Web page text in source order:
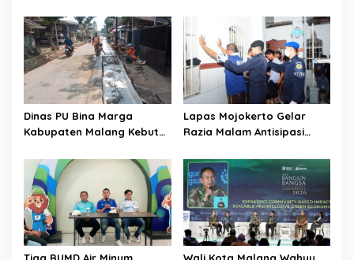
Julukan
Pengurus DPC
Dinas PU Bina Marga
Kabupaten Malang Kebut
Wijaya Kepanjen
Lapas Mojokerto Gelar
Razia Malam Antisipasi